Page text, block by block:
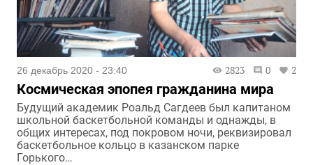
26 декабрь 2020 - 23:40 2823 0 2
Космическая эпопея гражданина мира
Будущий академик Роальд Сагдеев был капитаном
школьной баскетбольной команды и однажды, в
общих интересах, под покровом ночи, реквизировал
баскетбольное кольцо в казанском парке
Горького…